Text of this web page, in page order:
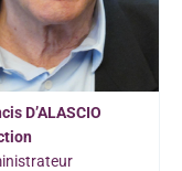
D’ALASCIO